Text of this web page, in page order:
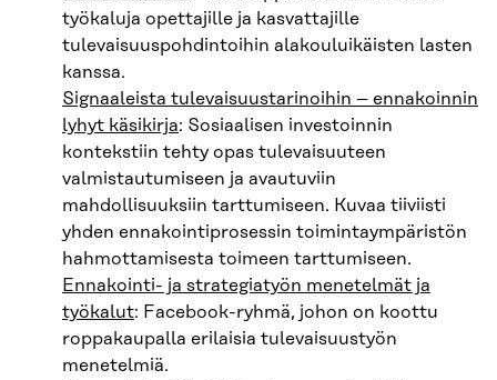
työkaluja opettajille ja kasvattajille
tulevaisuuspohdintoihin alakouluikäisten lasten
kanssa.
Signaaleista tulevaisuustarinoihin – ennakoinnin
lyhyt käsikirja: Sosiaalisen investoinnin
kontekstiin tehty opas tulevaisuuteen
valmistautumiseen ja avautuviin
mahdollisuuksiin tarttumiseen. Kuvaa tiiviisti
yhden ennakointiprosessin toimintaympäristön
hahmottamisesta toimeen tarttumiseen.
Ennakointi- ja strategiatyön menetelmät ja
työkalut: Facebook-ryhmä, johon on koottu
roppakaupalla erilaisia tulevaisuustyön
menetelmiä.